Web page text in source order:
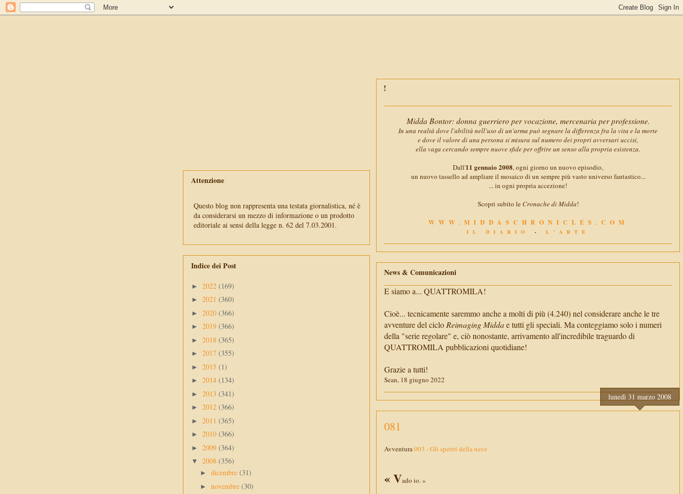
Midda Bontor: donna guerriero per vocazione, mercenaria per professione.
In una realtà dove l'abilità nell'uso di un'arma può segnare la differenza fra la vita e la morte
e dove il valore di una persona si misura sul numero dei propri avversari uccisi,
ella vaga cercando sempre nuove sfide per offrire un senso alla propria esistenza.
Dall'11 gennaio 2008, ogni giorno un nuovo episodio,
un nuovo tassello ad ampliare il mosaico di un sempre più vasto universo fantastico...
... in ogni propria accezione!
Scopri subito le Cronache di Midda!
WWW.MIDDASCHRONICLES.COM
IL DIARIO - L'ARTE
News & Comunicazioni
E siamo a... QUATTROMILA!
Cioè... tecnicamente saremmo anche a molti di più (4.240) nel considerare anche le tre
avventure del cicloReimaging Middae tutti gli speciali. Ma conteggiamo solo i numeri
della "serie regolare" e, ciò nonostante, arrivamento all'incredibile traguardo di
QUATTROMILA pubblicazioni quotidiane!
Grazie a tutti!
Sean, 18 giugno 2022
lunedì 31 marzo 2008
081
Avventura003 - Gli spettri della nave
« Vado io. »
Attenzione
Questo blog non rappresenta una testata giornalistica, né è
da considerarsi un mezzo di informazione o un prodotto
editoriale ai sensi della legge n. 62 del 7.03.2001.
Indice dei Post
► 2022 (169)
► 2021 (360)
► 2020 (366)
► 2019 (366)
► 2018 (365)
► 2017 (355)
► 2015 (1)
► 2014 (134)
► 2013 (341)
► 2012 (366)
► 2011 (365)
► 2010 (366)
► 2009 (364)
▼ 2008 (356)
► dicembre (31)
► novembre (30)